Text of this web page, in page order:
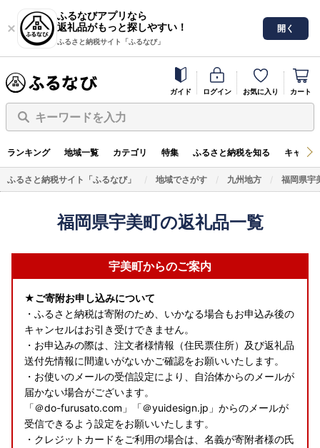
ふるなびアプリなら
返礼品がもっと探しやすい！
ふるさと納税サイト「ふるなび」
開く
ガイド ログイン お気に入り カート
キーワードを入力
ランキング 地域一覧 カテゴリ 特集 ふるさと納税を知る キャン
ふるさと納税サイト「ふるなび」 地域でさがす 九州地方 福岡県宇
福岡県宇美町の返礼品一覧
宇美町からのご案内
★ご寄附お申し込みについて
・ふるさと納税は寄附のため、いかなる場合もお申込み後の
キャンセルはお引き受けできません。
・お申込みの際は、注文者様情報（住民票住所）及び返礼品
送付先情報に間違いがないかご確認をお願いいたします。
・お使いのメールの受信設定により、自治体からのメールが
届かない場合がございます。
「＠do-furusato.com」「＠yuidesign.jp」からのメールが
受信できるよう設定をお願いいたします。
・クレジットカードをご利用の場合は、名義が寄附者様の氏